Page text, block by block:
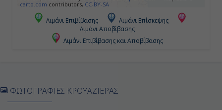
08:00
carto.com contributors, CC-BY-SA
Λιμάνι Επιβίβασης
Λιμάνι Επίσκεψης
Λιμάνι Αποβίβασης
Λιμάνι Επιβίβασης και Αποβίβασης
ΦΩΤΟΓΡΑΦΙΕΣ ΚΡΟΥΑΖΙΕΡΑΣ